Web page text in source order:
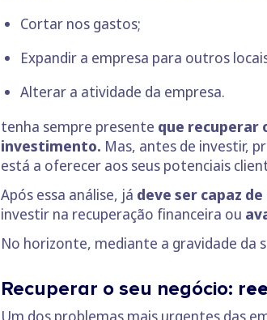
Cortar nos gastos;
Expandir a empresa para outros
Alterar a atividade da empresa.
tenha sempre presente que recuperar
investimento. Mas, antes de investir,
está a oferecer aos seus potenciais
Após essa análise, já deve ser capaz
investir na recuperação financeira ou
No horizonte, mediante a gravidade da
Recuperar o seu negócio: r
Um dos problemas mais urgentes das